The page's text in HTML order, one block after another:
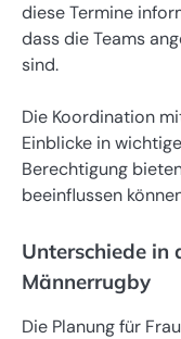
diese Termine
dass die Teams
sind.
Die Koordination
Einblicke in
Berechtigung
beeinflussen
Unterschiede in
Männerrugby
Die Planung für